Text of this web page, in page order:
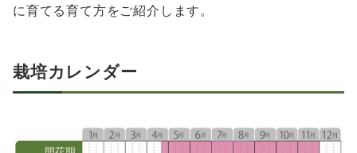
に育てる育て方をご紹介します。
栽培カレンダー